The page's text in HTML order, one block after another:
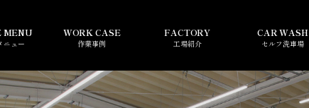
MENU
ニュー
WORK CASE
作業事例
FACTORY
工場紹介
CAR WASH
セルフ洗車場